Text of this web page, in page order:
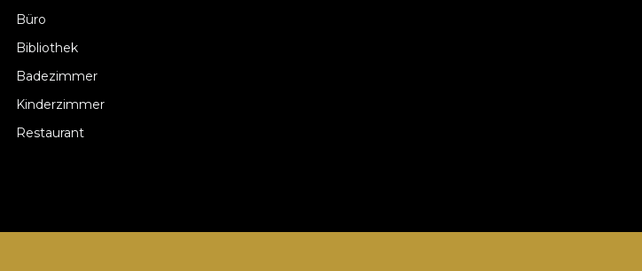
Büro
Bibliothek
Badezimmer
Kinderzimmer
Restaurant